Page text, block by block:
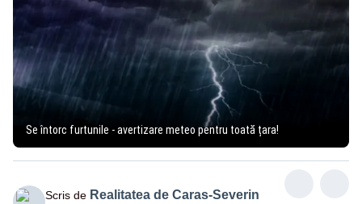
Se întorc furtunile - avertizare meteo pentru toată țara!
Scris de Realitatea de Caras-Severin